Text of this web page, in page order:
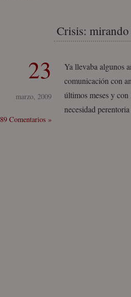
Crisis: mirando
23
marzo, 2009
89 Comentarios »
Ya llevaba algunos
comunicación con
últimos meses y con
necesidad